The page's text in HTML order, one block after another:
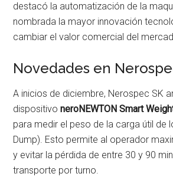
destacó la automatización de la
nombrada la mayor innovación
cambiar el valor comercial del
Novedades en
A inicios de diciembre, Nerospec SK
dispositivoneroNEWTON Smart
para medir el peso de la carga útil de
Dump). Esto permite al operador
y evitar la pérdida de entre 30 y 90
transporte por turno.